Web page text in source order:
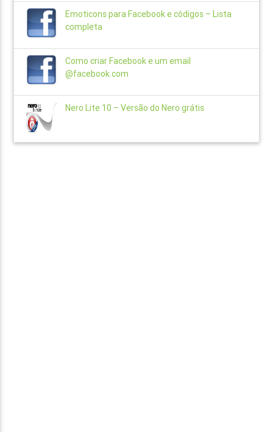
Emoticons para Facebook e códigos – Lista
completa
Como criar Facebook e um email
@facebook.com
Nero Lite 10 – Versão do Nero grátis